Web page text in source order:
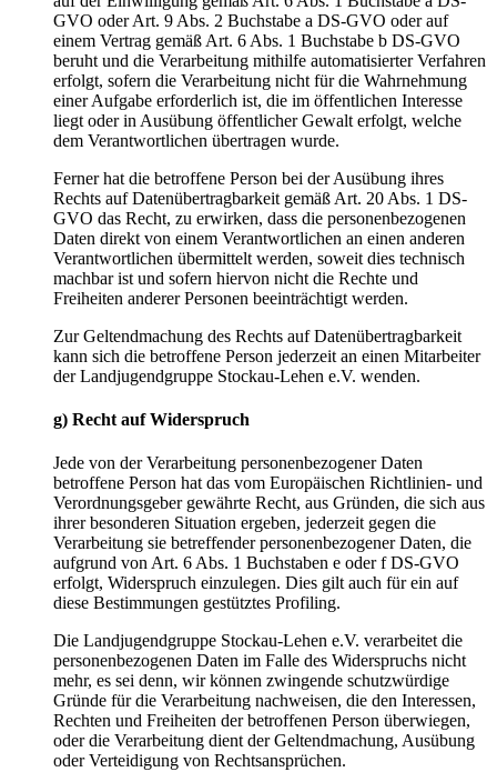
GVO oder Art. 9 Abs. 2 Buchstabe a DS-GVO oder auf
einem Vertrag gemäß Art. 6 Abs. 1 Buchstabe b DS-GVO
beruht und die Verarbeitung mithilfe automatisierter Verfahren
erfolgt, sofern die Verarbeitung nicht für die Wahrnehmung
einer Aufgabe erforderlich ist, die im öffentlichen Interesse
liegt oder in Ausübung öffentlicher Gewalt erfolgt, welche
dem Verantwortlichen übertragen wurde.
Ferner hat die betroffene Person bei der Ausübung ihres
Rechts auf Datenübertragbarkeit gemäß Art. 20 Abs. 1 DS-
GVO das Recht, zu erwirken, dass die personenbezogenen
Daten direkt von einem Verantwortlichen an einen anderen
Verantwortlichen übermittelt werden, soweit dies technisch
machbar ist und sofern hiervon nicht die Rechte und
Freiheiten anderer Personen beeinträchtigt werden.
Zur Geltendmachung des Rechts auf Datenübertragbarkeit
kann sich die betroffene Person jederzeit an einen Mitarbeiter
der Landjugendgruppe Stockau-Lehen e.V. wenden.
g) Recht auf Widerspruch
Jede von der Verarbeitung personenbezogener Daten
betroffene Person hat das vom Europäischen Richtlinien- und
Verordnungsgeber gewährte Recht, aus Gründen, die sich aus
ihrer besonderen Situation ergeben, jederzeit gegen die
Verarbeitung sie betreffender personenbezogener Daten, die
aufgrund von Art. 6 Abs. 1 Buchstaben e oder f DS-GVO
erfolgt, Widerspruch einzulegen. Dies gilt auch für ein auf
diese Bestimmungen gestütztes Profiling.
Die Landjugendgruppe Stockau-Lehen e.V. verarbeitet die
personenbezogenen Daten im Falle des Widerspruchs nicht
mehr, es sei denn, wir können zwingende schutzwürdige
Gründe für die Verarbeitung nachweisen, die den Interessen,
Rechten und Freiheiten der betroffenen Person überwiegen,
oder die Verarbeitung dient der Geltendmachung, Ausübung
oder Verteidigung von Rechtsansprüchen.